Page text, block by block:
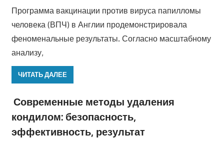
Программа вакцинации против вируса папилломы
человека (ВПЧ) в Англии продемонстрировала
феноменальные результаты. Согласно масштабному
анализу,
ЧИТАТЬ ДАЛЕЕ
Современные методы удаления
кондилом: безопасность,
эффективность, результат